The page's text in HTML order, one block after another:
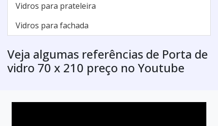
Vidros para prateleira
Vidros para fachada
Veja algumas referências de Porta de
vidro 70 x 210 preço no Youtube